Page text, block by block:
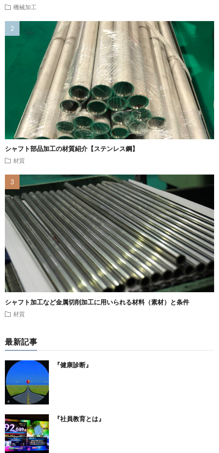
機械加工
シャフト部品加工の材質紹介【ステンレス鋼】
材質
シャフト加工など金属切削加工に用いられる材料（素材）と条件
材質
最新記事
『健康診断』
『社員教育とは』